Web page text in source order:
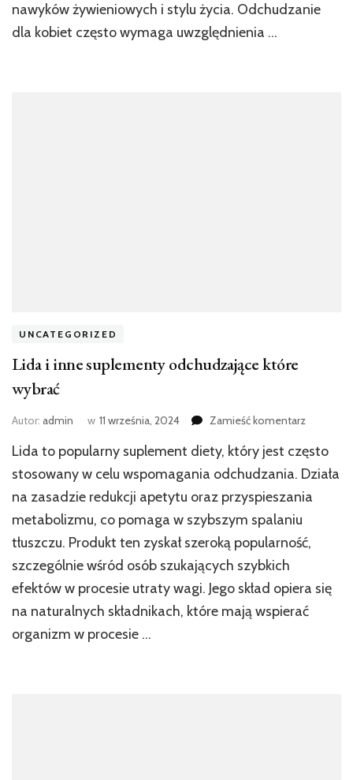
nawyków żywieniowych i stylu życia. Odchudzanie
dla kobiet często wymaga uwzględnienia …
UNCATEGORIZED
Lida i inne suplementy odchudzające które
wybrać
Autor: admin w 11 września, 2024 Zamieść komentarzwe
Lida
i
które
wybrać
Lida to popularny suplement diety, który jest często
stosowany w celu wspomagania odchudzania. Działa
na zasadzie redukcji apetytu oraz przyspieszania
metabolizmu, co pomaga w szybszym spalaniu
tłuszczu. Produkt ten zyskał szeroką popularność,
szczególnie wśród osób szukających szybkich
efektów w procesie utraty wagi. Jego skład opiera się
na naturalnych składnikach, które mają wspierać
organizm w procesie …